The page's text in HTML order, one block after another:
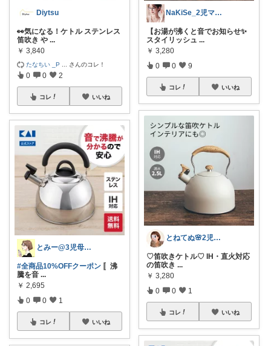
Diytsu
👀気になる！ケトル ステンレス
笛吹き や ...
￥ 3,840
たなちい _P さんのコレ！
0 0 2
コレ いいね
とみー@3児母の部屋⭐️
#全商品10%OFFクーポン 〚沸
騰を音 ...
￥ 2,695
0 0 1
コレ いいね
NaKiSe_2児ママ🌸訪問感謝です
【お湯が沸くと音でお知らせ✨
スタイリッシュ ...
￥ 3,280
0 0 9
コレ いいね
とねてぬ🌸2児ママ✿毎日をラク&快適に
♡笛吹きケトル♡ IH・直火対応
の笛吹き ...
￥ 3,280
0 0 1
コレ いいね